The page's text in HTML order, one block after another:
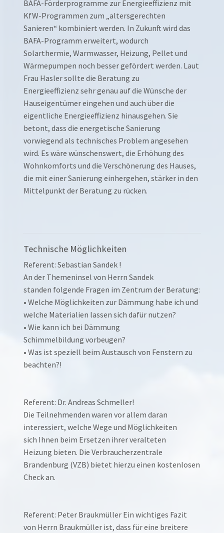
BAFA-Förderprogramme zur Energieeffizienz mit
KfW-Programmen zum „altersgerechten
Sanieren“ kombiniert werden. In Zukunft wird das
BAFA-Programm erweitert, wodurch
Solarthermie, Warmwasser, Heizung, Pellet und
Wärmepumpen noch besser gefördert werden. Laut
Frau Hasler sollte die Beratung zu
Energieeffizienz sehr genau auf die Wünsche der
Hauseigentümer eingehen und auch über die
eigentliche Energieeffizienz hinausgehen. Sie
betont, dass die energetische Sanierung
vorwiegend als technisches Problem angesehen
wird. Es wäre wünschenswert, die Erhöhung des
Wohnkomforts und die Verschönerung des Hauses,
die mit einer Sanierung einhergehen, stärker in den
Mittelpunkt der Beratung zu rücken.
Technische Möglichkeiten
Referent: Sebastian Sandek !
An der Themeninsel von Herrn Sandek
standen folgende Fragen im Zentrum der Beratung:
• Welche Möglichkeiten zur Dämmung habe ich und
welche Materialien lassen sich dafür nutzen?
• Wie kann ich bei Dämmung
Schimmelbildung vorbeugen?
• Was ist speziell beim Austausch von Fenstern zu
beachten?!
Referent: Dr. Andreas Schmeller!
Die Teilnehmenden waren vor allem daran
interessiert, welche Wege und Möglichkeiten
sich Ihnen beim Ersetzen ihrer veralteten
Heizung bieten. Die Verbraucherzentrale
Brandenburg (VZB) bietet hierzu einen kostenlosen
Check an.
Referent: Peter Braukmüller Ein wichtiges Fazit
von Herrn Braukmüller ist, dass für eine breitere